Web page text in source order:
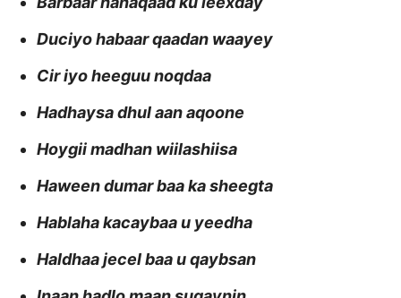
Duciyo habaar qaadan waayey
Cir iyo heeguu noqdaa
Hadhaysa dhul aan aqoone
Hoygii madhan wiilashiisa
Haween dumar baa ka sheegta
Hablaha kacaybaa u yeedha
Haldhaa jecel baa u qaybsan